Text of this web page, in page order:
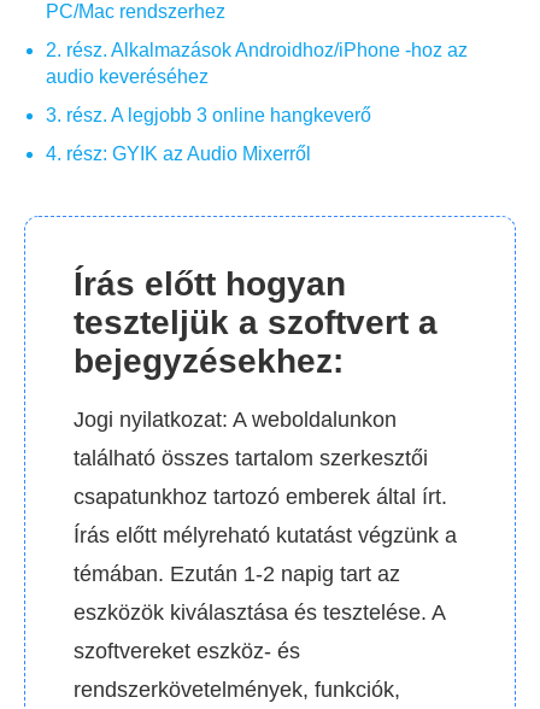
PC/Mac rendszerhez
2. rész. Alkalmazások Androidhoz/iPhone -hoz az
audio keveréséhez
3. rész. A legjobb 3 online hangkeverő
4. rész: GYIK az Audio Mixerről
Írás előtt hogyan
teszteljük a szoftvert a
bejegyzésekhez:
Jogi nyilatkozat: A weboldalunkon
található összes tartalom szerkesztői
csapatunkhoz tartozó emberek által írt.
Írás előtt mélyreható kutatást végzünk a
témában. Ezután 1-2 napig tart az
eszközök kiválasztása és tesztelése. A
szoftvereket eszköz- és
rendszerkövetelmények, funkciók,